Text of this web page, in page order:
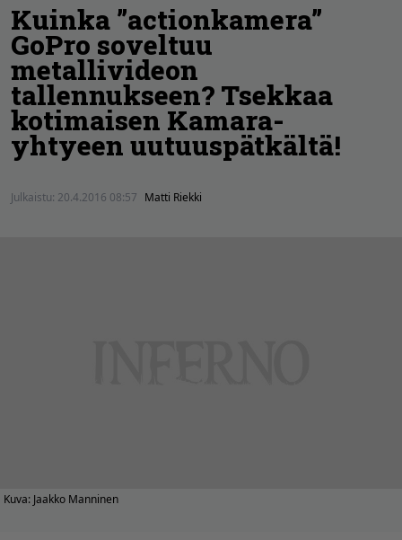
Kuinka ”actionkamera”
GoPro soveltuu
metallivideon
tallennukseen? Tsekkaa
kotimaisen Kamara-
yhtyeen uutuuspätkältä!
Julkaistu: 20.4.2016 08:57 Matti Riekki
Kuva: Jaakko Manninen